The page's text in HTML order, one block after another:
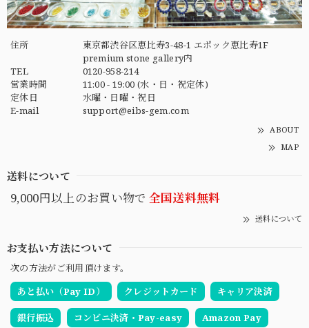
住所
東京都渋谷区恵比寿3-48-1 エポック恵比寿1F
premium stone gallery内
TEL
0120-958-214
営業時間
11:00 - 19:00 (水・日・祝定休)
定休日
水曜・日曜・祝日
E-mail
support@eibs-gem.com
ABOUT
MAP
送料について
9,000円以上のお買い物で 全国送料無料
送料について
お支払い方法について
次の方法がご利用頂けます。
あと払い（Pay ID）
クレジットカード キャリア決済
銀行振込 コンビニ決済・Pay-easy Amazon Pay